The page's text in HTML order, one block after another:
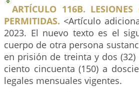
ARTÍCULO 116B.
PERMITIDAS. <Artículo
2023. El nuevo texto es el
cuerpo de otra persona
en prisión de treinta y dos
ciento cincuenta (150) a
legales mensuales vigentes.